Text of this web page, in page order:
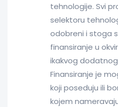
tehnologije. Svi
selektoru
odobreni i stoga
finansiranje u
ikakvog
Finansiranje je
koji poseduju ili
kojem